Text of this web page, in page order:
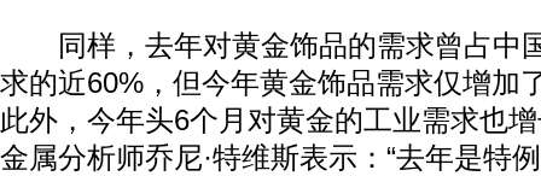
同样，去年对黄金饰品的需求曾占中
求的近60%，但今年黄金饰品需求仅增加
此外，今年头6个月对黄金的工业需求也
金属分析师乔尼·特维斯表示：“去年是特